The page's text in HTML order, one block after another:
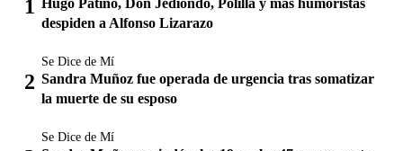
Hugo Patiño, Don Jediondo, Polilla y más humoristas
despiden a Alfonso Lizarazo
Se Dice de Mí
Sandra Muñoz fue operada de urgencia tras somatizar
la muerte de su esposo
Se Dice de Mí